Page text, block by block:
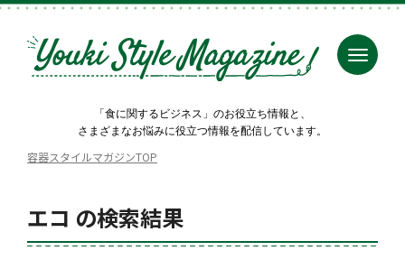
「食に関するビジネス」のお役立ち情報と、
さまざまなお悩みに役立つ情報を配信しています。
容器スタイルマガジンTOP
エコ の検索結果